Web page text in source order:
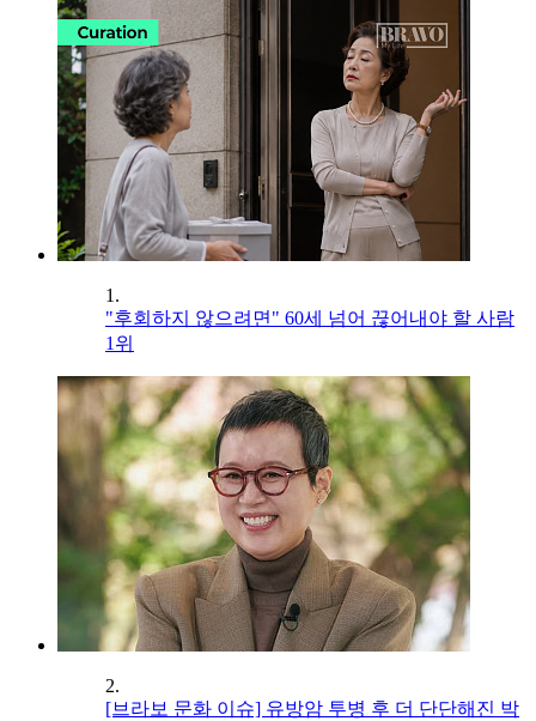
1.
"후회하지 않으려면" 60세 넘어 끊어내야 할 사람
1위
2.
[브라보 문화 이슈] 유방암 투병 후 더 단단해진 박